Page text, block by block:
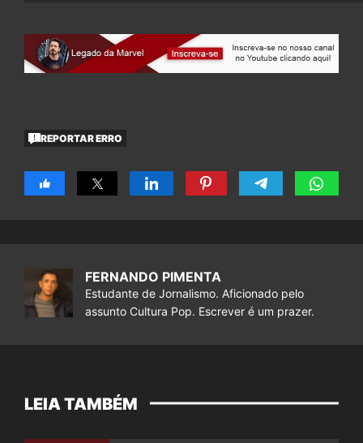
REPORTAR ERRO
FERNANDO PIMENTA
Estudante de Jornalismo. Aficionado pelo
assunto Cultura Pop. Escrever é um prazer.
LEIA TAMBÉM